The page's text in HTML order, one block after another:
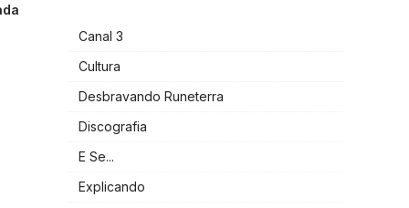
Canal 3
Cultura
Desbravando Runeterra
Discografia
E Se...
Explicando